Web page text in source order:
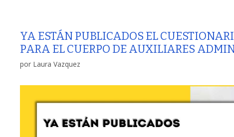
YA ESTÁN PUBLICADOS EL
PARA EL CUERPO DE AUXILIARES
por Laura Vazquez